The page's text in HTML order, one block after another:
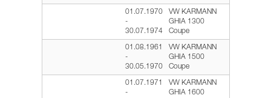
01.07.1970
-
30.07.1974
VW KARMANN
GHIA 1300
Coupe
01.08.1961
-
30.05.1970
VW KARMANN
GHIA 1500
Coupe
01.07.1971
-
VW KARMANN
GHIA 1600